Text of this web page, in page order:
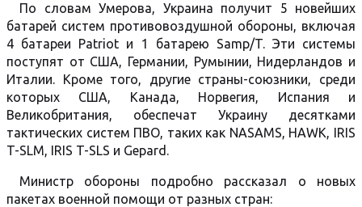
По словам Умерова, Украина получит 5 новейших
батарей систем противовоздушной обороны, включая
4 батареи Patriot и 1 батарею Samp/T. Эти системы
поступят от США, Германии, Румынии, Нидерландов и
Италии. Кроме того, другие страны-союзники, среди
которых США, Канада, Норвегия, Испания и
Великобритания, обеспечат Украину десятками
тактических систем ПВО, таких как NASAMS, HAWK, IRIS
T-SLM, IRIS T-SLS и Gepard.
Министр обороны подробно рассказал о новых
пакетах военной помощи от разных стран: